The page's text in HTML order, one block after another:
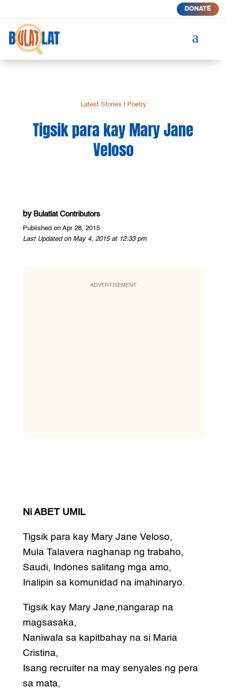
DONATE
a
Latest Stories Poetry
Tigsik para kay Mary Jane
Veloso
by Bulatlat Contributors
Published on Apr 28, 2015
Last Updated on May 4, 2015 at 12:33 pm
ADVERTISEMENT
Ni ABET UMIL
Tigsik para kay Mary Jane Veloso,
Mula Talavera naghanap ng trabaho,
Saudi, Indones salitang mga amo,
Inalipin sa komunidad na imahinaryo.
Tigsik kay Mary Jane,nangarap na
magsasaka,
Naniwala sa kapitbahay na si Maria
Cristina,
Isang recruiter na may senyales ng pera
sa mata,